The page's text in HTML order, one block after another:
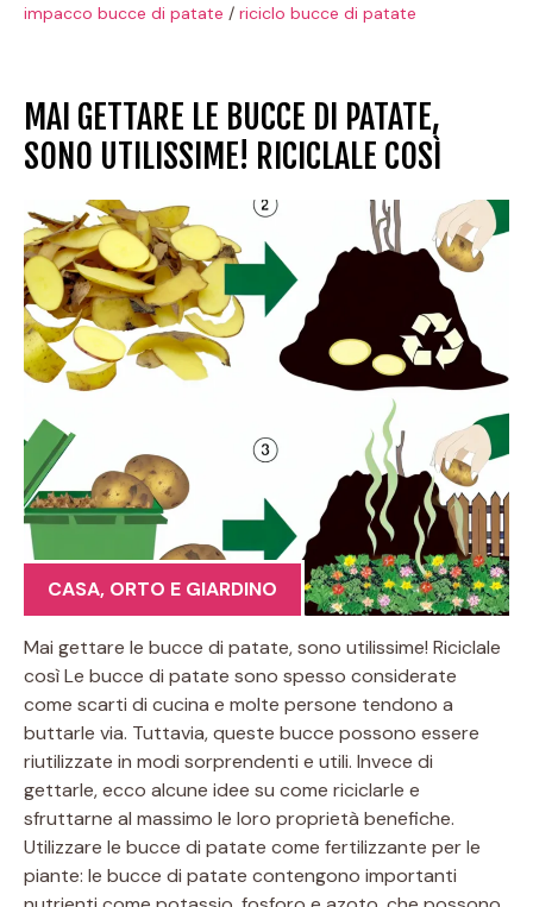
impacco bucce di patate / riciclo bucce di patate
MAI GETTARE LE BUCCE DI PATATE,
SONO UTILISSIME! RICICLALE COSÌ
CASA, ORTO E GIARDINO
Mai gettare le bucce di patate, sono utilissime! Riciclale
così Le bucce di patate sono spesso considerate
come scarti di cucina e molte persone tendono a
buttarle via. Tuttavia, queste bucce possono essere
riutilizzate in modi sorprendenti e utili. Invece di
gettarle, ecco alcune idee su come riciclarle e
sfruttarne al massimo le loro proprietà benefiche.
Utilizzare le bucce di patate come fertilizzante per le
piante: le bucce di patate contengono importanti